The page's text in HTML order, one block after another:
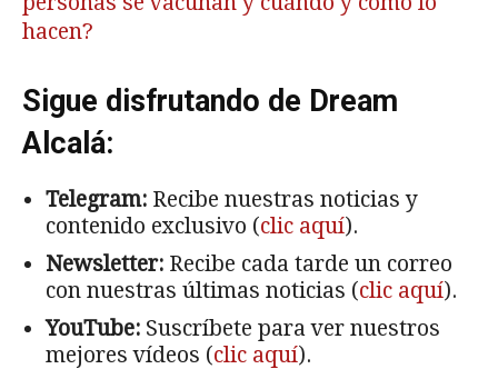
hacen?
Sigue disfrutando de Dream
Alcalá:
Telegram: Recibe nuestras noticias y
contenido exclusivo (clic aquí).
Newsletter: Recibe cada tarde un correo
con nuestras últimas noticias (clic aquí).
YouTube: Suscríbete para ver nuestros
mejores vídeos (clic aquí).